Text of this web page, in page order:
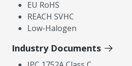
EU RoHS
REACH SVHC
Low-Halogen
Industry Documents